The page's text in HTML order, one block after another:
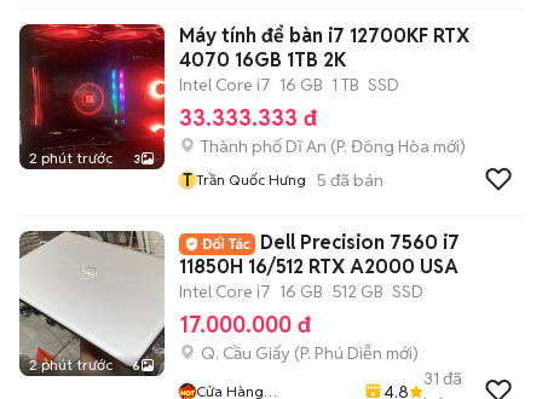
2 phút trước 3
Máy tính để bàn i7 12700KF RTX
4070 16GB 1TB 2K
Intel Core i7 16 GB 1 TB SSD
33.333.333 đ
Thành phố Dĩ An (P. Đông Hòa mới)
T Trần Quốc Hưng 5 đã bán
2 phút trước 6
Dell Precision 7560 i7
11850H 16/512 RTX A2000 USA
Intel Core i7 16 GB 512 GB SSD
17.000.000 đ
Q. Cầu Giấy (P. Phú Diễn mới)
Cửa Hàng 4.8
31 đã